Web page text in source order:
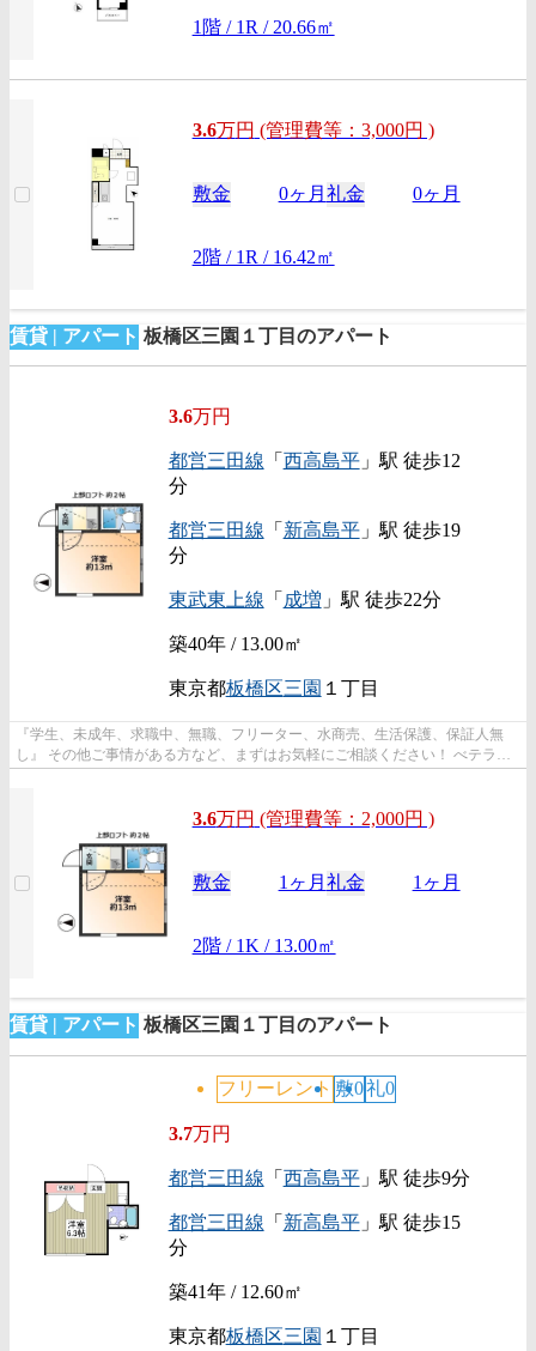
1階 / 1R / 20.66㎡
3.6万円 (管理費等：3,000円 )
敷金 0ヶ月 礼金 0ヶ月
2階 / 1R / 16.42㎡
賃貸 | アパート 板橋区三園１丁目のアパート
3.6万円
都営三田線 「 西高島平」駅 徒歩12
分
都営三田線 「 新高島平」駅 徒歩19
分
東武東上線 「 成増 」駅 徒歩22分
築40年 / 13.00㎡
東京都板橋区三園 １丁目
『学生、未成年、求職中、無職、フリーター、水商売、生活保護、保証人無
し』 その他ご事情がある方など、まずはお気軽にご相談ください！ べテラン
3.6万円 (管理費等：2,000円 )
敷金 1ヶ月 礼金 1ヶ月
2階 / 1K / 13.00㎡
賃貸 | アパート 板橋区三園１丁目のアパート
フリーレント 敷0礼0
3.7万円
都営三田線 「 西高島平」駅 徒歩9分
都営三田線 「 新高島平」駅 徒歩15
分
築41年 / 12.60㎡
東京都板橋区三園 １丁目